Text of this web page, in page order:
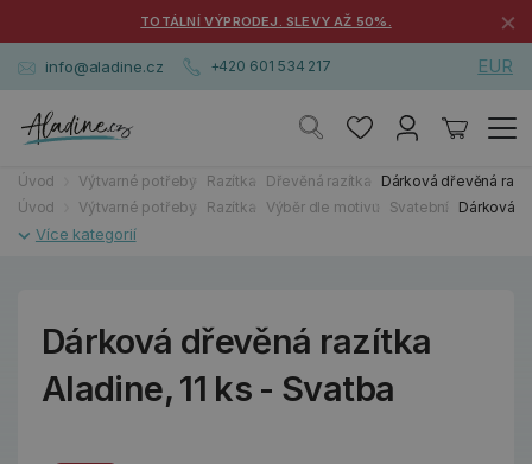
TOTÁLNÍ VÝPRODEJ. SLEVY AŽ 50%. ×
info@aladine.cz +420 601 534 217 EUR
Úvod Výtvarné potřeby Razítka Dřevěná razítka
Dárková dřevěná
Úvod
Výtvarné potřeby Razítka Výběr dle motivu Svatební Dárková
Dárková dřevěná razítka
Aladine, 11 ks - Svatba